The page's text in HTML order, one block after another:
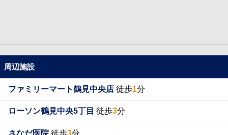
周辺施設
ファミリーマート鶴見中央店 徒歩1分
ローソン鶴見中央5丁目 徒歩3分
さなだ医院徒歩3分